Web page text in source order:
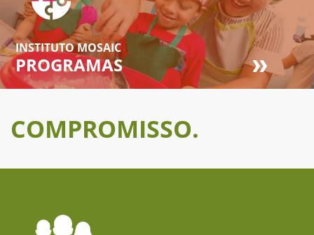
INSTITUTO MOSAIC
PROGRAMAS
COMPROMISSO.